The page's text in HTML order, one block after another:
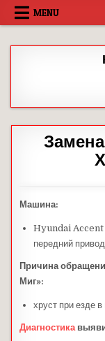
Skip
MENU
Машина:
Hyundai Accent
передний
Причина
Миг»:
хруст при езде
Диагностика